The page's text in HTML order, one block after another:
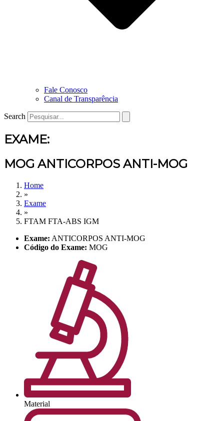
Fale Conosco
Canal de Transparência
Search
EXAME:
MOG ANTICORPOS ANTI-MOG
Home
»
Exame
»
FTAM FTA-ABS IGM
Exame: ANTICORPOS ANTI-MOG
Código do Exame: MOG
Material